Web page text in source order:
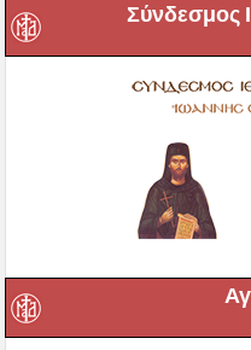
Σύνδεσμος